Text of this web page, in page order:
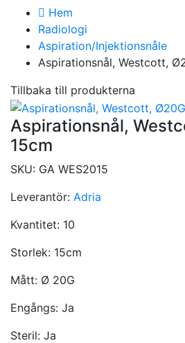
Hem
Radiologi
Aspiration/Injektionsnåle
Aspirationsnål, Westcott,
Tillbaka till produkterna
Aspirationsnål,
15cm
SKU: GA WES2015
Leverantör: Adria
Kvantitet: 10
Storlek: 15cm
Mått: Ø 20G
Engångs: Ja
Steril: Ja